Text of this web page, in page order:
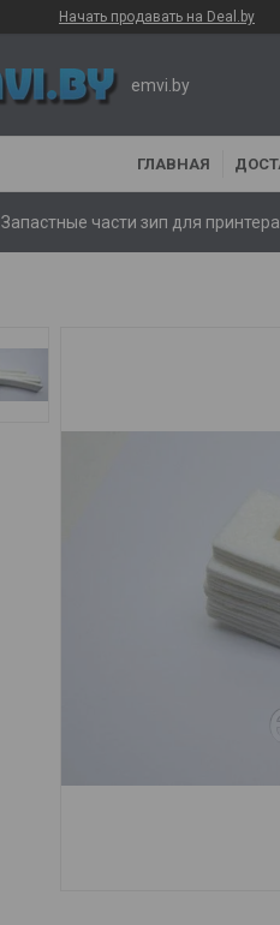
Начать продавать на Deal.by
emvi.by
ГЛАВНАЯ
Запастные части зип для принтера